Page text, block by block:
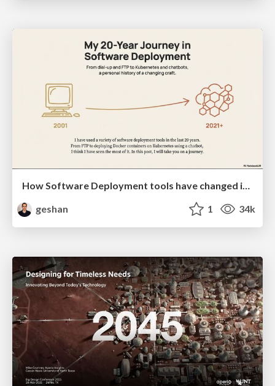
How Software Deployment tools have changed in the past 20 years
geshan
1 34k